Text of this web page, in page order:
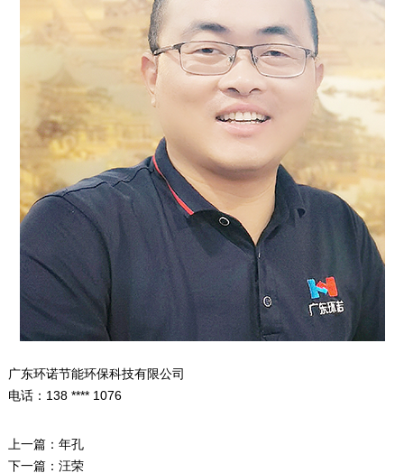
广东环诺节能环保科技有限公司
电话：138 **** 1076
上一篇： 年孔
下一篇： 汪荣